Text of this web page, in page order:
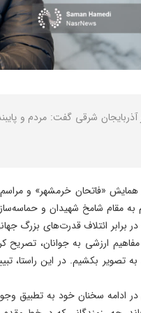
شرقی گفت: مردم و
«فاتحان خرمشهر» و
به مقام شامخ شهیدان و
در برابر ائتلاف قدرت‌های
مفاهیم ارزشی به جوانان،
تصویر بکشیم. در این راستا،
در ادامه سخنان خود به